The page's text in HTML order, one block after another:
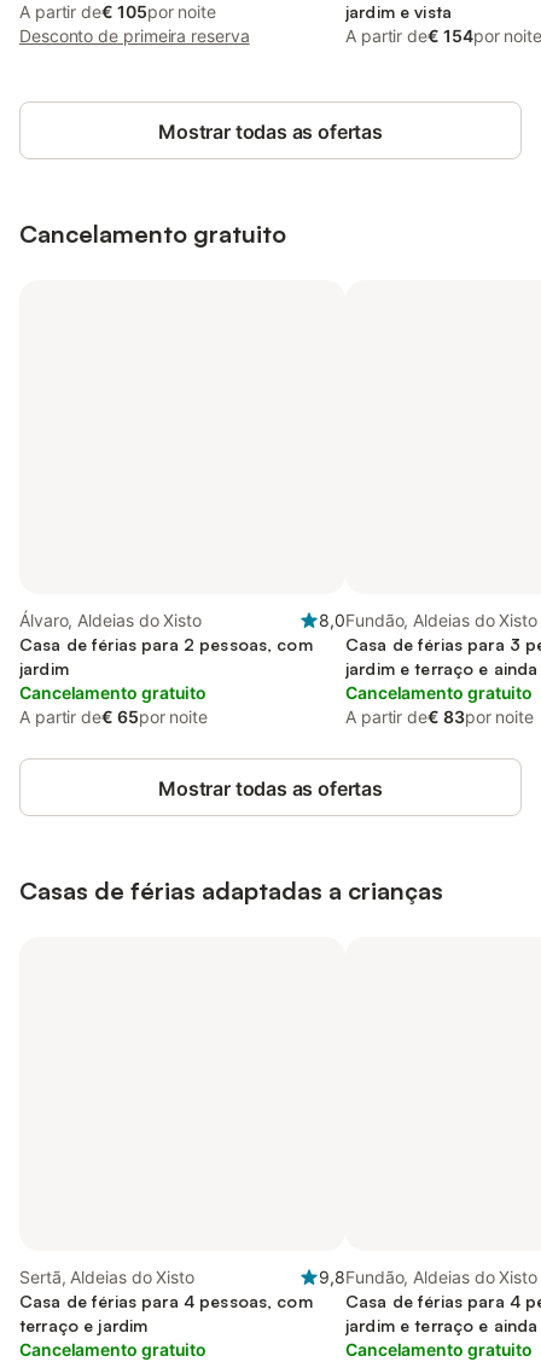
A partir de€ 105por noite
Desconto de primeira reserva
jardim e vista
A partir de€ 154por noite
Mostrar todas as ofertas
Cancelamento gratuito
Álvaro, Aldeias do Xisto
8,0
Casa de férias para 2 pessoas, com
jardim
Cancelamento gratuito
A partir de€ 65por noite
Fundão, Aldeias do Xisto
Casa de férias para 3
jardim e terraço e
Cancelamento gratuito
A partir de€ 83por noite
Mostrar todas as ofertas
Casas de férias adaptadas a crianças
Sertã, Aldeias do Xisto
9,8
Casa de férias para 4 pessoas, com
terraço e jardim
Cancelamento gratuito
Fundão, Aldeias do Xisto
Casa de férias para 4
jardim e terraço e
Cancelamento gratuito